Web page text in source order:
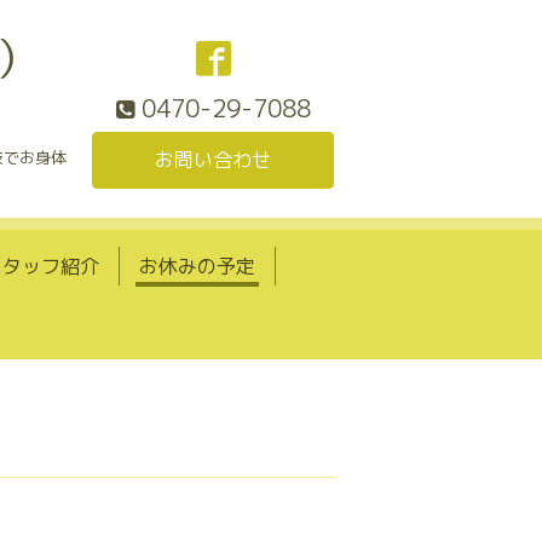
お身体
0470-29-7088
お問い合わせ
ッフ紹介 お休みの予定